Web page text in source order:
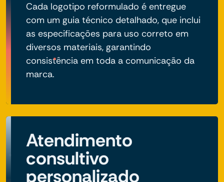
Cada logotipo reformulado é entregue
com um guia técnico detalhado, que inclui
as especificações para uso correto em
diversos materiais, garantindo
consistência em toda a comunicação da
marca.
Atendimento
consultivo
personalizado